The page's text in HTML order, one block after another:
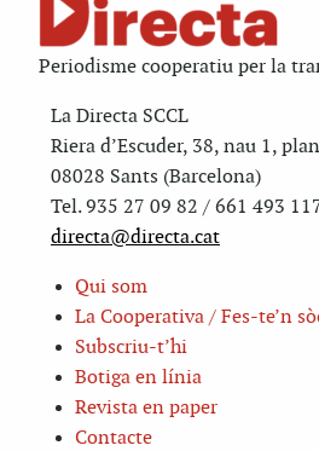
Periodisme cooperatiu per la
La Directa SCCL
Riera d’Escuder, 38, nau 1,
08028 Sants (Barcelona)
Tel. 935 27 09 82 / 661 493
directa@directa.cat
Qui som
La Cooperativa / Fes-te’n
Subscriu-t’hi
Botiga en línia
Revista en paper
Contacte